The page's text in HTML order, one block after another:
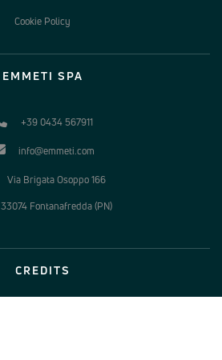
Cookie Policy
EMMETI SPA
+39 0434 567911
info@emmeti.com
Via Brigata Osoppo 166
33074 Fontanafredda (PN)
CREDITS